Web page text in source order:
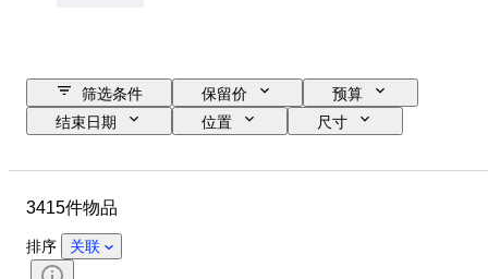
筛选条件 保留价
预算
结束日期
位置
尺寸
状态
带配件
物品尺寸
3415件物品
排序 关联